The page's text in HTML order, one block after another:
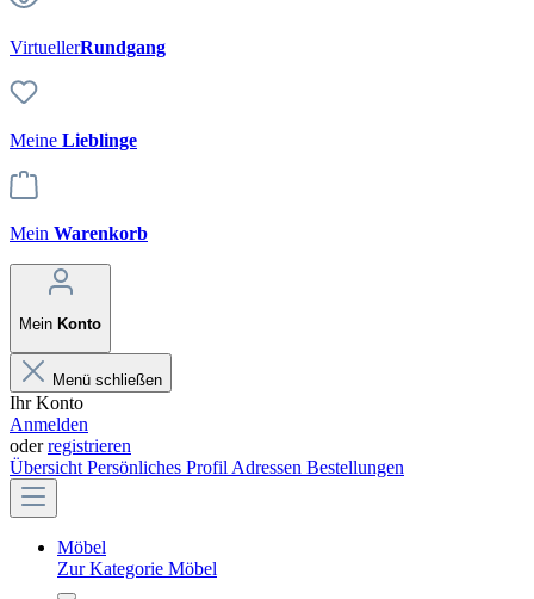
VirtuellerRundgang
Meine Lieblinge
Mein Warenkorb
Mein Konto
Menü schließen
Ihr Konto
Anmelden
oderregistrieren
Übersicht Persönliches Profil Adressen Bestellungen
Möbel
Zur Kategorie Möbel